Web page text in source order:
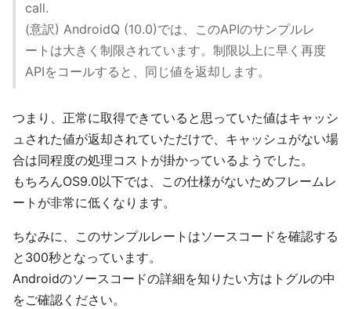
call.
(意訳) AndroidQ (10.0)では、このAPIのサンプルレ
ートは大きく制限されています。制限以上に早く再度
APIをコールすると、同じ値を返却します。
つまり、正常に取得できていると思っていた値はキャッシ
ュされた値が返却されていただけで、キャッシュがない場
合は同程度の処理コストが掛かっているようでした。
もちろんOS9.0以下では、この仕様がないためフレームレ
ートが非常に低くなります。
ちなみに、このサンプルレートはソースコードを確認する
と300秒となっています。
Androidのソースコードの詳細を知りたい方はトグルの中
をご確認ください。